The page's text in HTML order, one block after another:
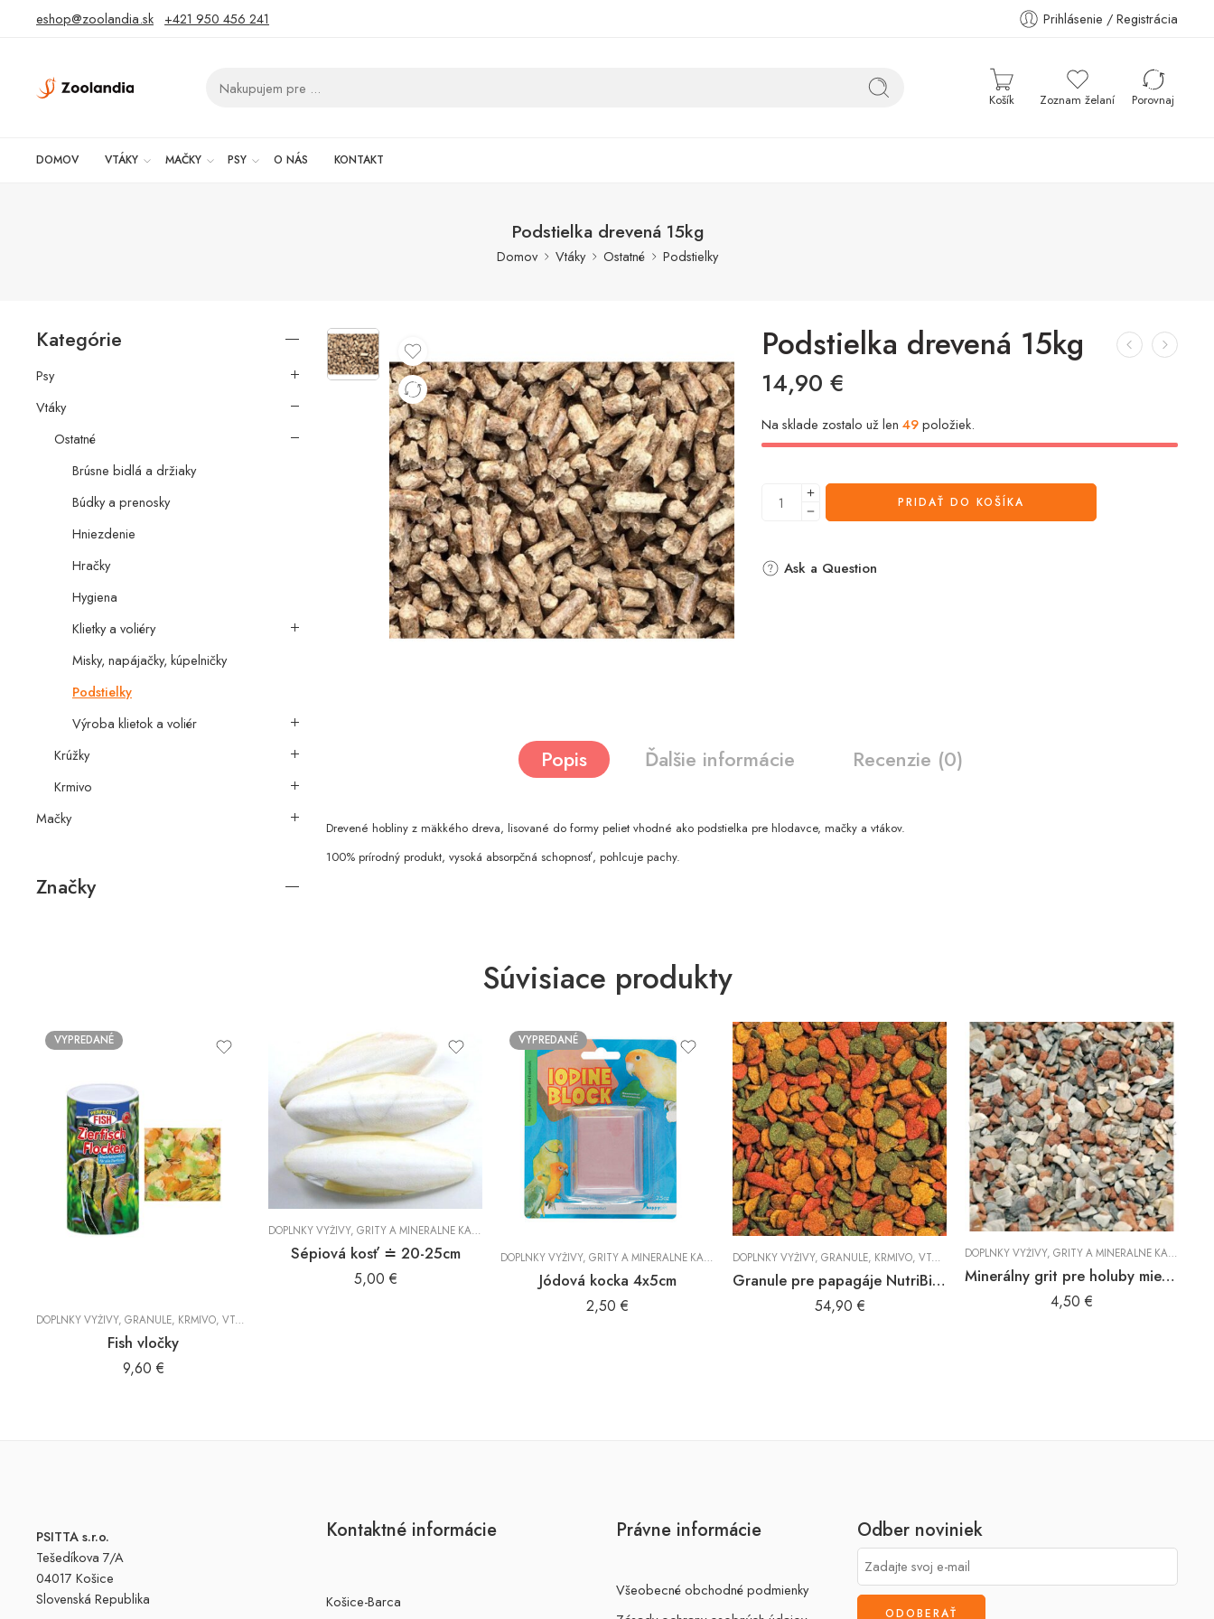
eshop@zoolandia.sk +421 950 456 241 Prihlásenie / Registrácia
Košík Zoznam želaní Porovnaj
DOMOV VTÁKY MAČKY PSY O NÁS KONTAKT
Podstielka drevená 15kg
Domov Vtáky Ostatné Podstielky
Podstielka drevená 15kg
14,90 €
Na sklade zostalo už len 49položiek.
PRIDAŤ DO KOŠÍKA
Ask a Question
Popis Ďalšie informácie Recenzie (0)
Drevené hobliny z mäkkého dreva, lisované do formy peliet vhodné ako podstielka pre hlodavce, mačky a vtákov.
100% prírodný produkt, vysoká absorpčná schopnosť, pohlcuje pachy.
Kategórie
Psy
Vtáky
Ostatné
Brúsne bidlá a držiaky
Búdky a prenosky
Hniezdenie
Hračky
Hygiena
Klietky a voliéry
Misky, napájačky, kúpelničky
Podstielky
Výroba klietok a voliér
Krúžky
Krmivo
Mačky
Značky
Súvisiace produkty
VYPREDANÉ
DOPLNKY VÝŽIVY, GRANULE, KRMIVO, VTÁKY
Fish vločky
9,60 €
DOPLNKY VÝŽIVY, GRITY A MINERÁLNE KAMENE
Sépiová kosť ≐ 20-25cm
5,00 €
VYPREDANÉ
DOPLNKY VÝŽIVY, GRITY A MINERÁLNE KAMENE ,KRMIVO,VTÁKY
Jódová kocka 4x5cm
2,50 €
DOPLNKY VÝŽIVY, GRANULE, KRMIVO, VTÁKY
Granule pre papagáje NutriBird P15 Tropical
54,90 €
10kg
1kg
4kg
500g
DOPLNKY VÝŽIVY, GRITY A MINERÁLNE KAMENE
Minerálny grit pre holuby miešaný 5kg
4,50 €
PSITTA s.r.o.
Tešedíkova 7/A
04017 Košice
Slovenská Republika
Kontaktné informácie
Košice-Barca
Právne informácie
Všeobecné obchodné podmienky
Odber noviniek